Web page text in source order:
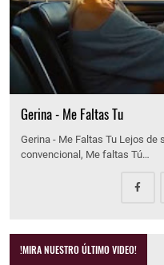
Gerina - Me Faltas Tu
Gerina - Me Faltas Tu Lejos de
convencional, Me faltas Tú…
!MIRA NUESTRO ÚLTIMO VIDEO!